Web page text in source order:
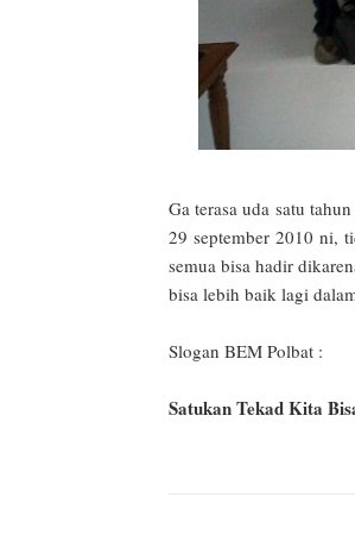
Ga terasa uda satu
29 september 2010 ni,
semua bisa hadir
bisa lebih baik lagi
Slogan BEM Polbat :
Satukan Tekad Kita